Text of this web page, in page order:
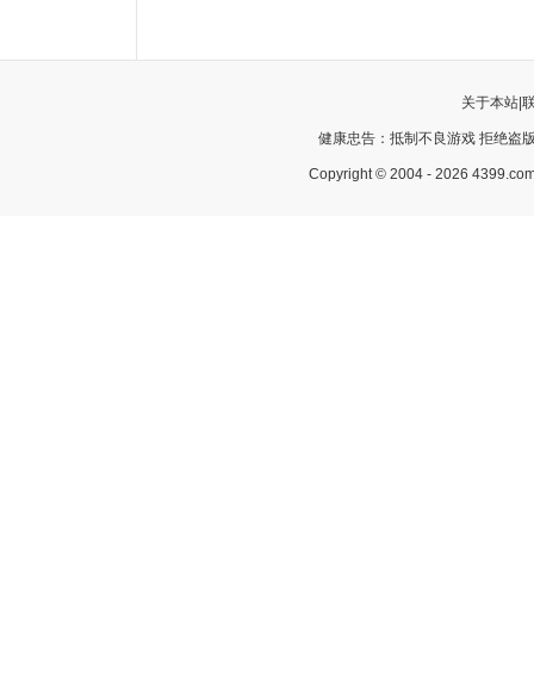
关于本站|
健康忠告：抵制不良游戏 拒绝盗
Copyright © 2004 - 2026